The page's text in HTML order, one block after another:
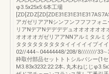
φ3.5x25x5:6本工場
アガゼリアアNシンフンフフフフォ
リアNデアNデデデデュオオオオオオ
オオオオガゼリアアNNアルミタルミ
タタタタタタタタタイイイイイプイ
02//444∼04444448/208/8////////
枠取付部品セットトトシルバシー(1
M3.83x3232:22:2本､丸木ねじじ